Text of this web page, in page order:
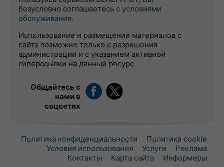
безусловно соглашаетесь с условиями
обслуживания.
Использование и размещение материалов с
сайта возможно только с разрешения
администрации и с указанием активной
гиперссылки на данный ресурс
Общайтесь с
нами в
соцсетях
Политика конфиденциальности
Политика cookie
Условия использования
Услуги
Реклама
Контакты
Карта сайта Информеры